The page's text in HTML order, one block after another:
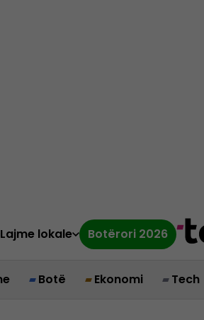
Lajme lokale Botërori 2026
Botë Ekonomi Tech